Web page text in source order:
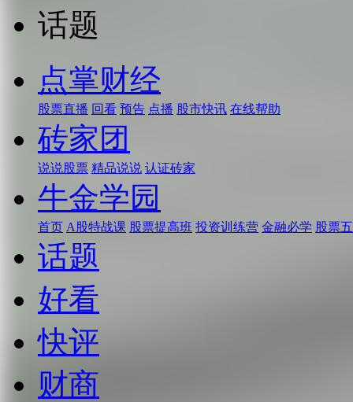
话题
点掌财经
股票直播 回看 预告 点播 股市快讯 在线帮助
砖家团
说说股票 精品说说 认证砖家
牛金学园
首页 A股特战课 股票提高班 投资训练营 金融必学 股票
话题
好看
快评
财商